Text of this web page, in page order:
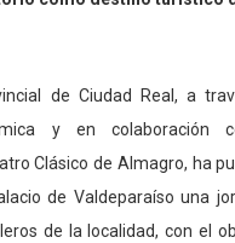
de Ciudad Real, a
y en colaboración
Clásico de Almagro, ha
de Valdeparaíso una
de la localidad, con el